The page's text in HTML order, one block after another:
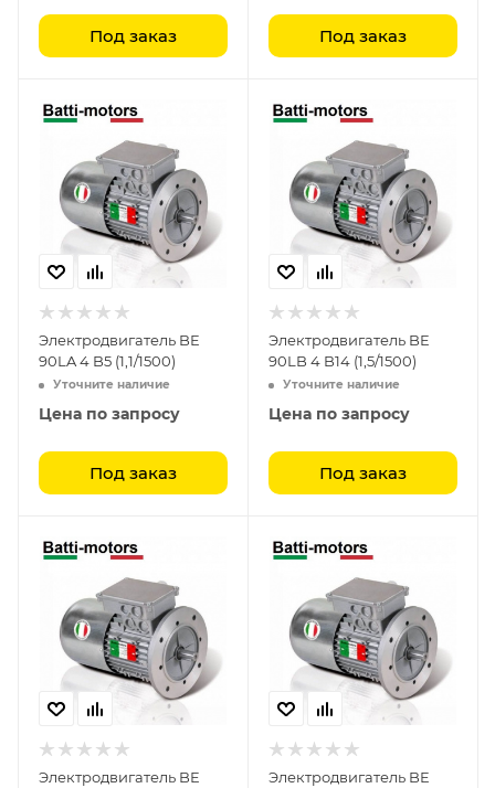
Под заказ Под заказ
Электродвигатель BE
90LA 4 B5 (1,1/1500)
Уточните наличие
Цена по запросу
Под заказ
Электродвигатель BE
90LB 4 B14 (1,5/1500)
Уточните наличие
Цена по запросу
Под заказ
Электродвигатель BE
Электродвигатель BE